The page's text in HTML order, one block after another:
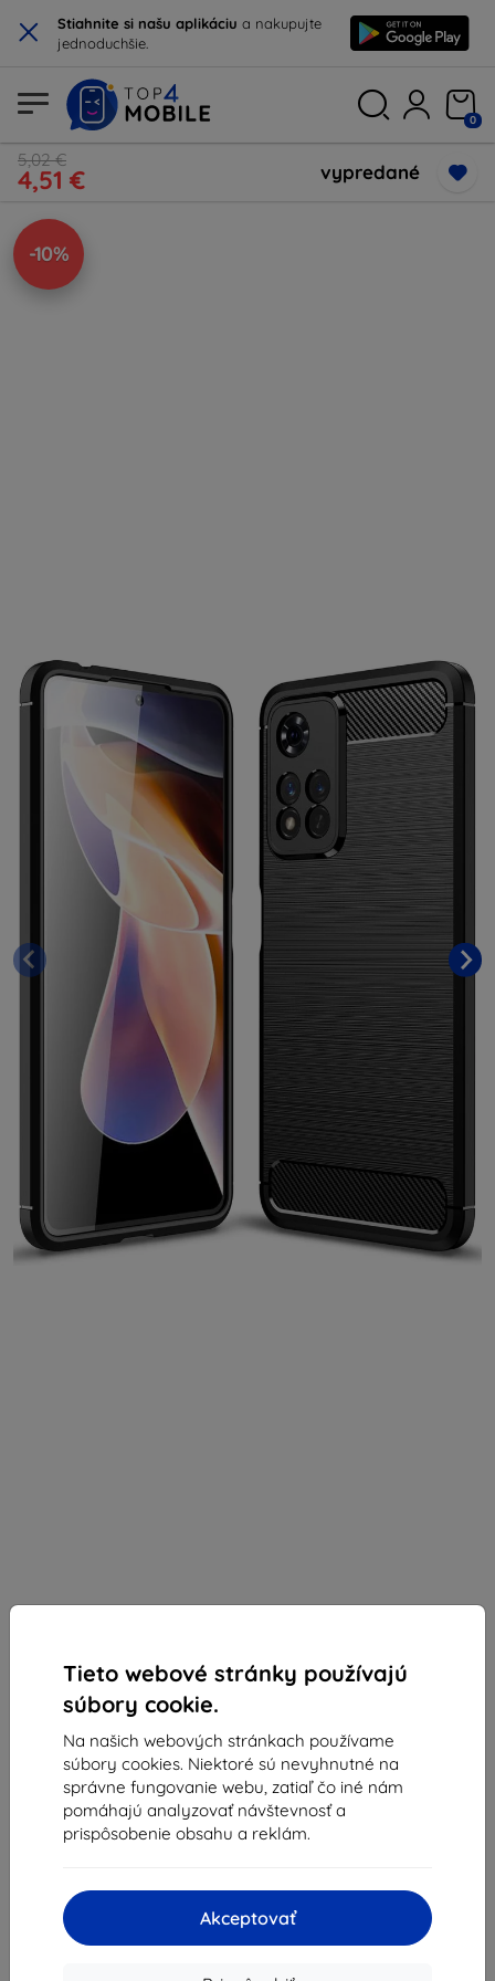
× Stiahnite si našu aplikáciu a nakupujte
jednoduchšie.
Tieto webové stránky používajú
súbory cookie.
Na našich webových stránkach používame
súbory cookies. Niektoré sú nevyhnutné na
správne fungovanie webu, zatiaľ čo iné nám
pomáhajú analyzovať návštevnosť a
prispôsobenie obsahu a reklám.
Akceptovať
0
5,02 €
4,51 € vypredané
-10%
Kryt TECH-PROTECT
TPUCARBON XIAOMI REDMI
NOTE 11 PRO+ PLUS 5G BLACK
Popis a špecifikácia
5,02 €